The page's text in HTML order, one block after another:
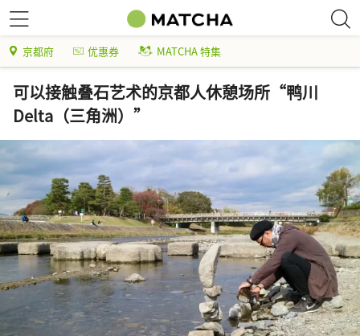
京都府 优惠券 MATCHA 特集
可以接触叠石艺术的京都人休憩场所“鸭川
Delta（三角洲）”